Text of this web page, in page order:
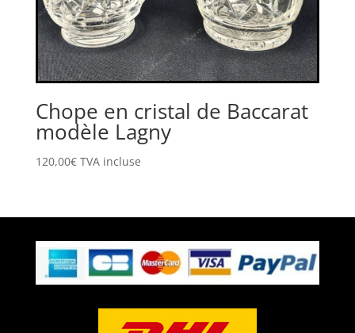
Chope en cristal de Baccarat
modèle Lagny
120,00€ TVA incluse